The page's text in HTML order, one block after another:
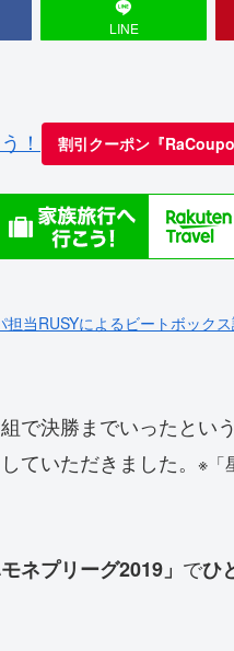
LINE
！
割引クーポン『
担当RUSYによるビートボック
で決勝までいったという
ていただきました。 ※「
ネプリーグ2019」 でひ